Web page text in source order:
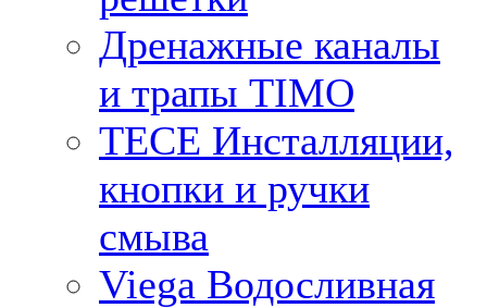
Дренажные каналы
и трапы TIMO
TECE Инсталляции,
кнопки и ручки
смыва
Viega Водосливная